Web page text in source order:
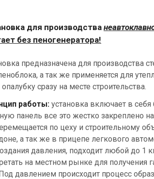
для производства
без пеногенератора!
предназначена для производства
а так же применяется для
сразу на месте строительства.
работы: установка включает в себя
панель все это жестко закреплено
по цеху и строительному
а так же в прицепе легкового
давления, подходит любой до 1
на местном рынке для получения
давлением происходит процесс